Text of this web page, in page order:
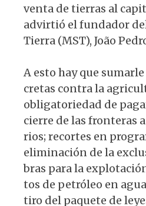
venta de tierras al
advirtió el fundador
Tierra (MST), João
A esto hay que
cretas contra la
obligatoriedad de
cierre de las fronteras
rios; recortes en
eliminación de la
bras para la
tos de petróleo en
tiro del paquete de